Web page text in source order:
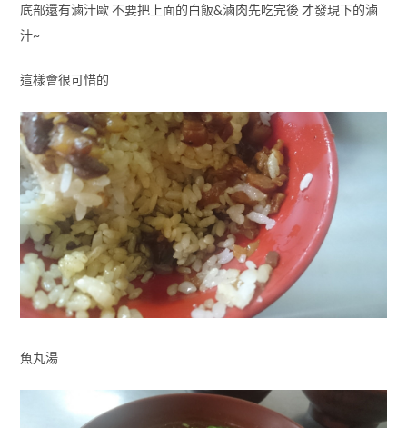
底部還有滷汁歐 不要把上面的白飯&滷肉先吃完後 才發現下的滷
汁~
這樣會很可惜的
魚丸湯